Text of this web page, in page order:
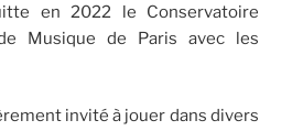
en 2022 le Conservatoire
Musique de Paris avec les
invité à jouer dans divers